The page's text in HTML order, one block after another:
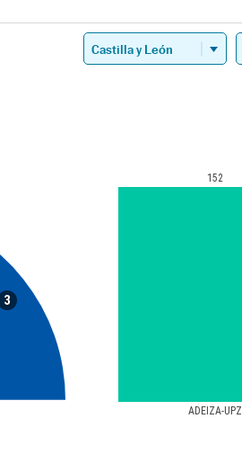
3
ADEIZA-UPZ
152